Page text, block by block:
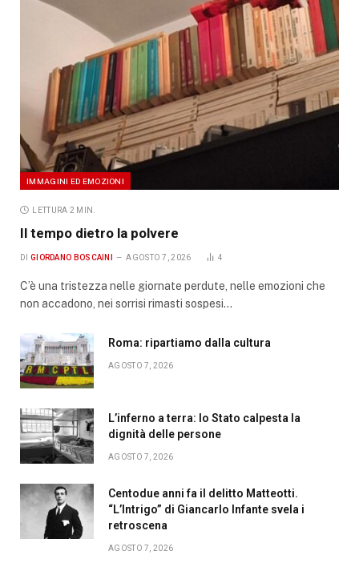
IMMAGINI ED EMOZIONI
LETTURA 2 MIN.
Il tempo dietro la polvere
DI GIORDANO BOSCAINI AGOSTO 7, 2026 4
C’è una tristezza nelle giornate perdute, nelle emozioni che
non accadono, nei sorrisi rimasti sospesi…
Roma: ripartiamo dalla cultura
AGOSTO 7, 2026
L’inferno a terra: lo Stato calpesta la
dignità delle persone
AGOSTO 7, 2026
Centodue anni fa il delitto Matteotti.
“L’Intrigo” di Giancarlo Infante svela i
retroscena
AGOSTO 7, 2026